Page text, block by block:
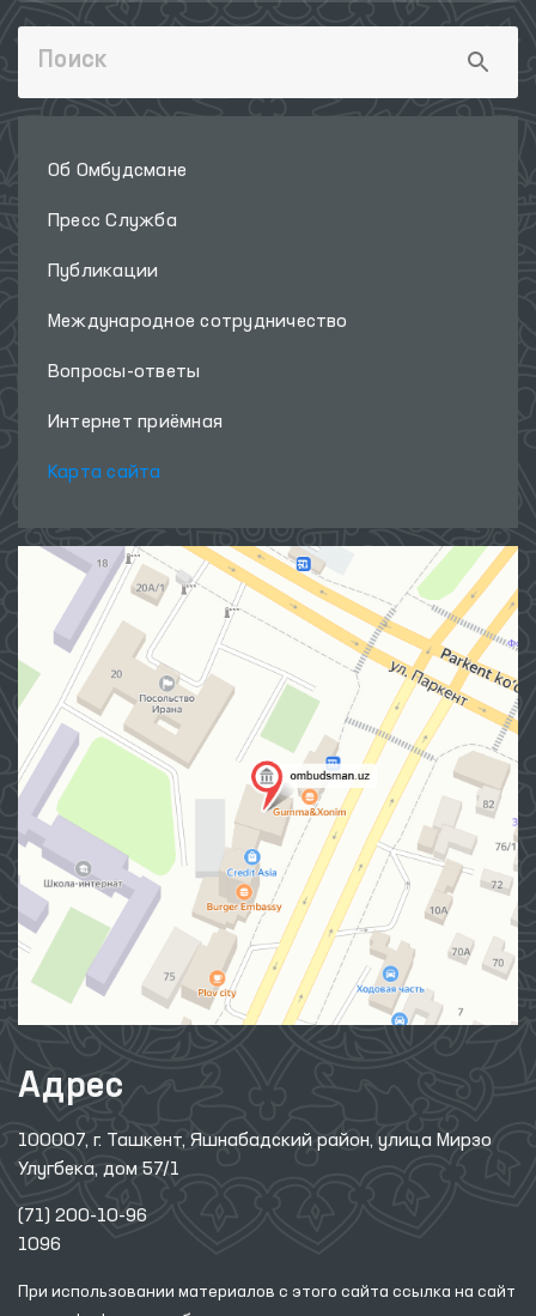
Об Омбудсмане
Пресс Служба
Публикации
Международное сотрудничество
Вопросы-ответы
Интернет приёмная
Карта сайта
Адрес
100007, г. Ташкент, Яшнабадский район, улица Мирзо
Улугбека, дом 57/1
(71) 200-10-96
1096
При использовании материалов с этого сайта ссылка на сайт